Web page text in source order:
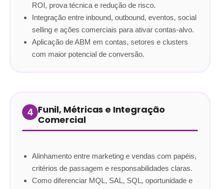
ROI, prova técnica e redução de risco.
Integração entre inbound, outbound, eventos, social
selling e ações comerciais para ativar contas-alvo.
Aplicação de ABM em contas, setores e clusters
com maior potencial de conversão.
4 Funil, Métricas e Integração
Comercial
Alinhamento entre marketing e vendas com papéis,
critérios de passagem e responsabilidades claras.
Como diferenciar MQL, SAL, SQL, oportunidade e